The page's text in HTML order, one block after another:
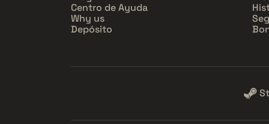
Centro de Ayuda
Why us
Depósito